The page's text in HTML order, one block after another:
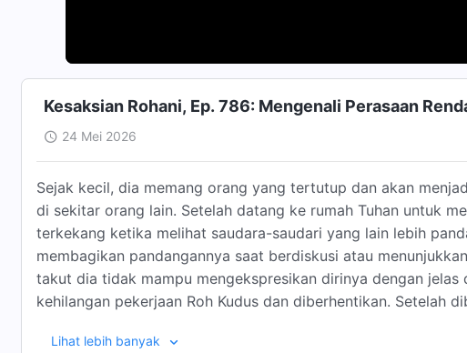
Kesaksian Rohani, Ep. 786: Mengenali Perasaan
24 Mei 2026
Sejak kecil, dia memang orang yang tertutup dan akan
di sekitar orang lain. Setelah datang ke rumah Tuhan untuk
terkekang ketika melihat saudara-saudari yang lain lebih
membagikan pandangannya saat berdiskusi atau
takut dia tidak mampu mengekspresikan dirinya dengan jelas
kehilangan pekerjaan Roh Kudus dan diberhentikan. Setelah
Lihat lebih banyak